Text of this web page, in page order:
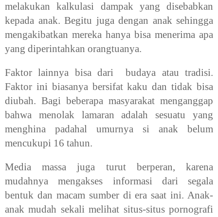
melakukan kalkulasi dampak yang disebabkan
kepada anak. Begitu juga dengan anak sehingga
mengakibatkan mereka hanya bisa menerima apa
yang diperintahkan orangtuanya.
Faktor lainnya bisa dari budaya atau tradisi.
Faktor ini biasanya bersifat kaku dan tidak bisa
diubah. Bagi beberapa masyarakat menganggap
bahwa menolak lamaran adalah sesuatu yang
menghina padahal umurnya si anak belum
mencukupi 16 tahun.
Media massa juga turut berperan, karena
mudahnya mengakses informasi dari segala
bentuk dan macam sumber di era saat ini. Anak-
anak mudah sekali melihat situs-situs pornografi